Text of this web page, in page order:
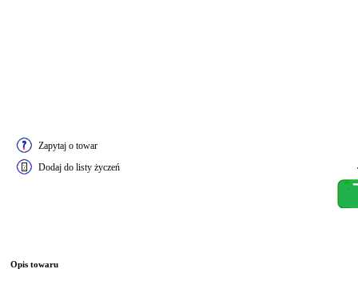
Zapytaj o towar
Dodaj do listy życzeń
Opis towaru